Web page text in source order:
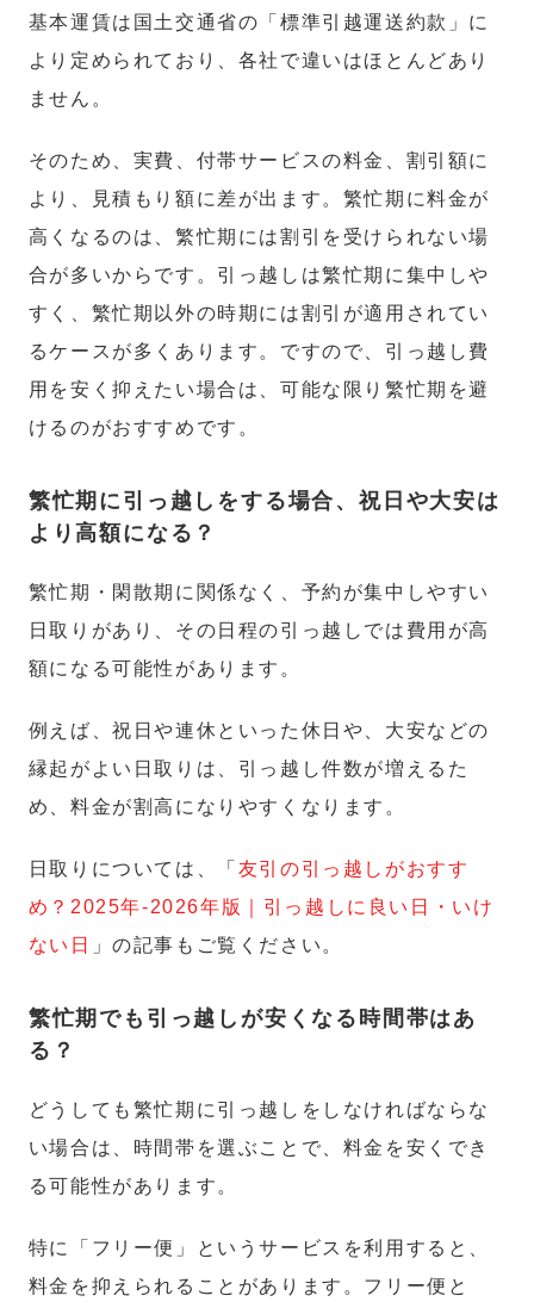
基本運賃は国土交通省の「標準引越運送約款」に
より定められており、各社で違いはほとんどあり
ません。
そのため、実費、付帯サービスの料金、割引額に
より、見積もり額に差が出ます。繁忙期に料金が
高くなるのは、繁忙期には割引を受けられない場
合が多いからです。引っ越しは繁忙期に集中しや
すく、繁忙期以外の時期には割引が適用されてい
るケースが多くあります。ですので、引っ越し費
用を安く抑えたい場合は、可能な限り繁忙期を避
けるのがおすすめです。
繁忙期に引っ越しをする場合、祝日や大安は
より高額になる？
繁忙期・閑散期に関係なく、予約が集中しやすい
日取りがあり、その日程の引っ越しでは費用が高
額になる可能性があります。
例えば、祝日や連休といった休日や、大安などの
縁起がよい日取りは、引っ越し件数が増えるた
め、料金が割高になりやすくなります。
日取りについては、「 友引の引っ越しがおすす
め？2025年-2026年版｜引っ越しに良い日・いけ
ない日
」の記事もご覧ください。
繁忙期でも引っ越しが安くなる時間帯はあ
る？
どうしても繁忙期に引っ越しをしなければならな
い場合は、時間帯を選ぶことで、料金を安くでき
る可能性があります。
特に「フリー便」というサービスを利用すると、
料金を抑えられることがあります。フリー便と